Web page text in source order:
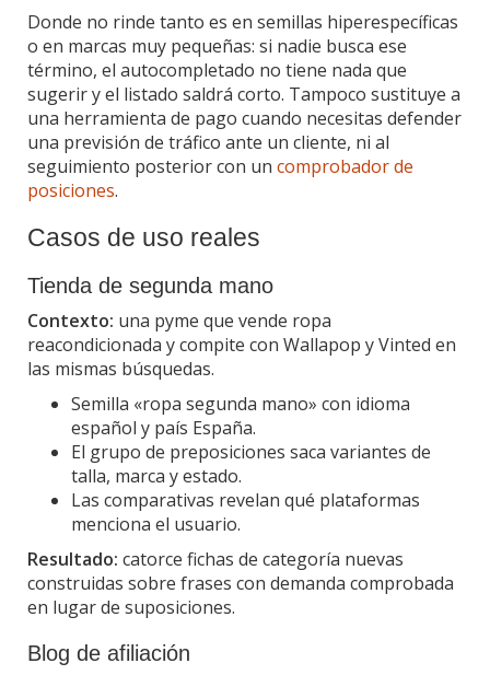
Donde no rinde tanto es en semillas hiperespecíficas
o en marcas muy pequeñas: si nadie busca ese
término, el autocompletado no tiene nada que
sugerir y el listado saldrá corto. Tampoco sustituye a
una herramienta de pago cuando necesitas defender
una previsión de tráfico ante un cliente, ni al
seguimiento posterior con un comprobador de
posiciones.
Casos de uso reales
Tienda de segunda mano
Contexto: una pyme que vende ropa
reacondicionada y compite con Wallapop y Vinted en
las mismas búsquedas.
Semilla «ropa segunda mano» con idioma
español y país España.
El grupo de preposiciones saca variantes de
talla, marca y estado.
Las comparativas revelan qué plataformas
menciona el usuario.
Resultado: catorce fichas de categoría nuevas
construidas sobre frases con demanda comprobada
en lugar de suposiciones.
Blog de afiliación